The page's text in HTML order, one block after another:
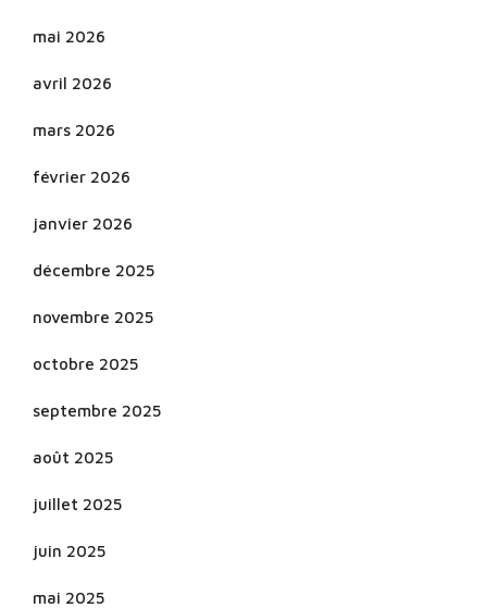
mai 2026
avril 2026
mars 2026
février 2026
janvier 2026
décembre 2025
novembre 2025
octobre 2025
septembre 2025
août 2025
juillet 2025
juin 2025
mai 2025